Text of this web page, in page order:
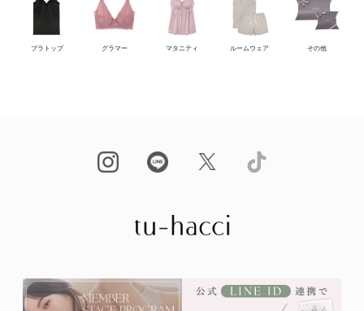
ブラトップ グラマー マタニティ ルームウェア その他